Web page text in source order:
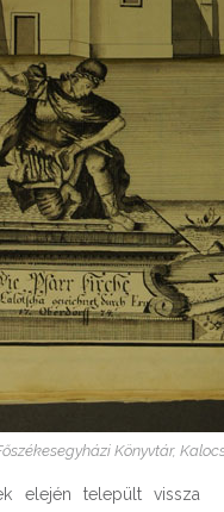
Könyvtár,
elején települt vissza